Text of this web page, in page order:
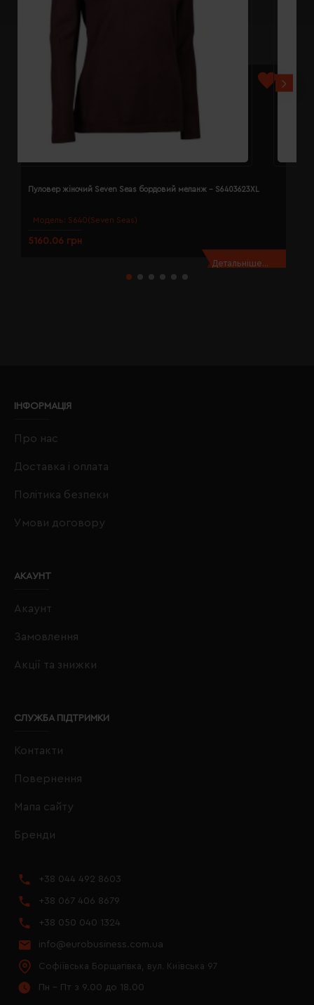
Модель: S640(Seven Seas)
Пуловер жіночий Seven Seas бордовий меланж - S6403623XL
5160.06 грн
Детальніше...
ІНФОРМАЦІЯ
Про нас
Доставка і оплата
Політика безпеки
Умови договору
АКАУНТ
Акаунт
Замовлення
Акції та знижки
СЛУЖБА ПІДТРИМКИ
Контакти
Повернення
Мапа сайту
Бренди
+38 044 492 8603
+38 067 406 8679
+38 050 040 1324
info@eurobusiness.com.ua
Софіївська Борщагівка, вул. Київська 97
Пн - Пт з 9.00 до 18.00